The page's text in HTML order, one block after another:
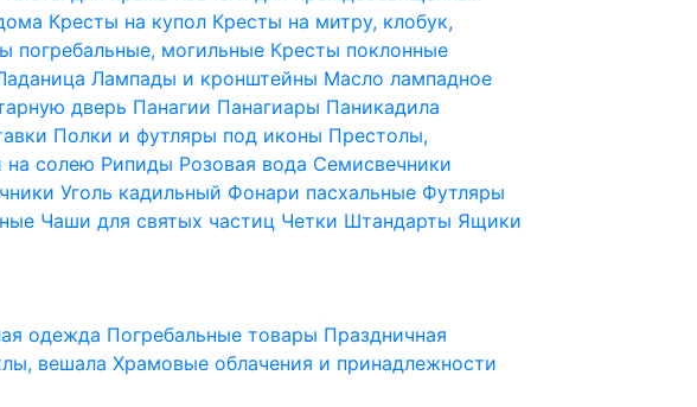
Кресты на купол Кресты на митру, клобук,
погребальные, могильные Кресты поклонные
Лампады и кронштейны Масло лампадное
дверь Панагии Панагиары Паникадила
Полки и футляры под иконы Престолы,
на солею Рипиды Розовая вода Семисвечники
Уголь кадильный Фонари пасхальные Футляры
Чаши для святых частиц Четки Штандарты Ящики
одежда Погребальные товары Праздничная
вешалаХрамовые облачения и принадлежности